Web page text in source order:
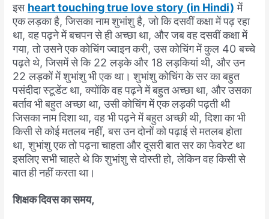
इस heart touching true love story (in Hindi) में
एकलड़काहै,जिसकानामशुभांशुहै,जोकिदसवींकक्षामेंपढ़रहा
था,वहपढ़नेमेंबचपनसेहीअच्छा था,औरजबवहदसवींकक्षामें
गया,तोउसनेएककोचिंगज्वाइनकरी,उसकोचिंगमेंकुल 40बच्चे
पढ़ते थे,जिसमेंसेकि22लड़केऔर 18लड़कियां थी,औरउन
22लड़कोंमेंशुभांशुभीएक था। शुभांशुकोचिंगकेसरकाबहुत
पसंदीदास्टूडेंट था,क्योंकिवहपढ़नेमेंबहुतअच्छा था,औरउसका
बर्तावभीबहुतअच्छा था,उसीकोचिंगमेंएकलड़कीपढ़ती थी
जिसकानामदिशा था,वहभीपढ़नेमेंबहुतअच्छी थी,दिशाकाभी
किसीसेकोईमतलबनहीं,बसउनदोनोंकोपढ़ाईसेमतलबहोता
था,शुभांशुएकतोपढ़नाचाहताऔरदूसरीबातसरकाफेवरेट था
इसलिएसभीचाहते थेकिशुभांशुसेदोस्तीहो,लेकिनवहकिसीसे
बातहीनहींकरता था।
शिक्षकदिवसकासमय,